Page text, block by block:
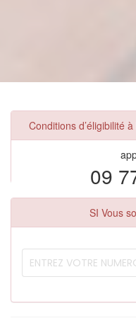
Conditions d’éligibilité
09
SI Vous